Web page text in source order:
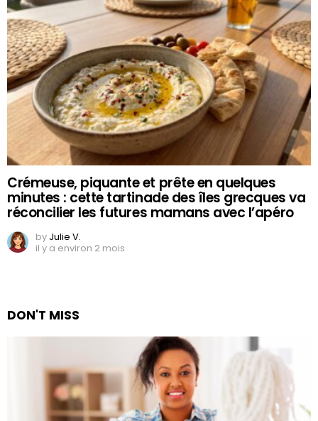
Crémeuse, piquante et prête en quelques
minutes : cette tartinade des îles grecques va
réconcilier les futures mamans avec l’apéro
by Julie V.
il y a environ 2 mois
DON'T MISS